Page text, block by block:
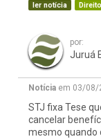
ler notícia
por:
Juruá
Notícia em 03/08/
STJ fixa Tese
cancelar
mesmo quando